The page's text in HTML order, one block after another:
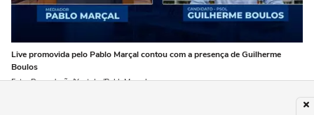
Live promovida pelo Pablo Marçal contou com a presença de Guilherme
Boulos
Foto: Reprodução/Youtube/PabloMarçal